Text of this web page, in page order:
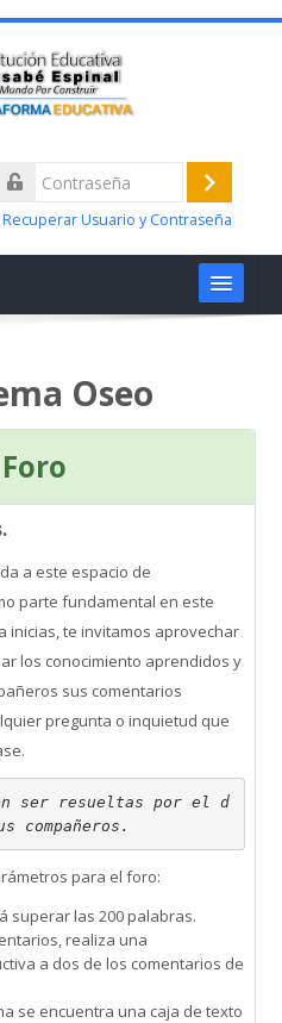
Acceder
Recuperar Usuario y Contraseña
Enviar
Oseo
a este espacio de
parte fundamental en este
inicias, te invitamos aprovechar
los conocimiento aprendidos y
sus comentarios
pregunta o inquietud que
ser resueltas por el d
compañeros.
para el foro:
superar las 200 palabras.
realiza una
a dos de los comentarios de
se encuentra una caja de texto